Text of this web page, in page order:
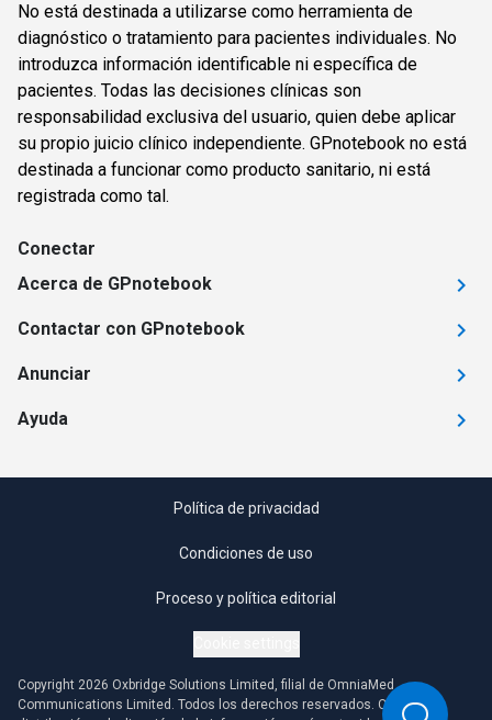
No está destinada a utilizarse como herramienta de
diagnóstico o tratamiento para pacientes individuales. No
introduzca información identificable ni específica de
pacientes. Todas las decisiones clínicas son
responsabilidad exclusiva del usuario, quien debe aplicar
su propio juicio clínico independiente. GPnotebook no está
destinada a funcionar como producto sanitario, ni está
registrada como tal.
Conectar
Acerca de GPnotebook
Contactar con GPnotebook
Anunciar
Ayuda
Política de privacidad
Condiciones de uso
Proceso y política editorial
Copyright 2026 Oxbridge Solutions Limited, filial de OmniaMed
Communications Limited. Todos los derechos reservados. Cualquier